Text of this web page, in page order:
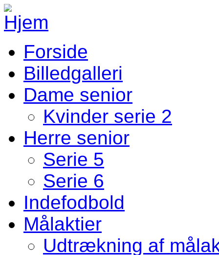
Gå til hovedindhold
Fodbold Menu
Forside
Billedgalleri
Dame senior
Kvinder serie 2
Herre senior
Serie 5
Serie 6
Indefodbold
Målaktier
Udtrækning af